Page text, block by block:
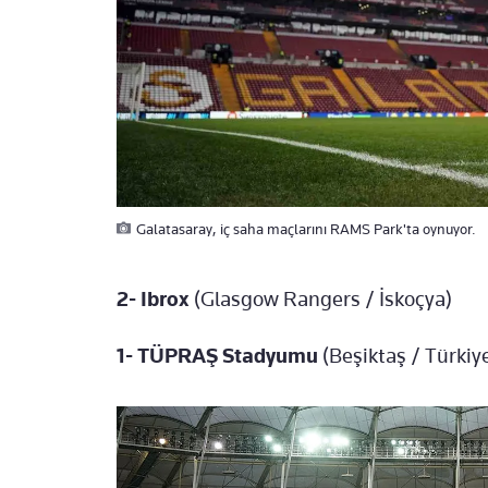
Galatasaray, iç saha maçlarını RAMS Park'ta oynuyor.
2- Ibrox (Glasgow Rangers / İskoçya)
1- TÜPRAŞ Stadyumu (Beşiktaş /